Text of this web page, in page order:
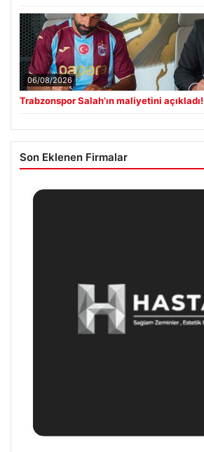
06/08/2026
Trabzonspor Salah’ın maliyetini açıkladı!
Son Eklenen Firmalar